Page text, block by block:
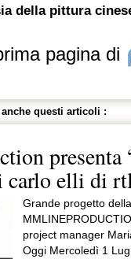
della pittura
pagina di
questi articoli :
presenta
carlo elli di
Grande progetto della
project manager
Oggi Mercoledì 1